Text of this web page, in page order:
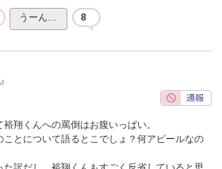
うーん… 8
翔くんへの罵倒はお腹いっぱい。
ことについて語るとこでしょ？何アピールなの